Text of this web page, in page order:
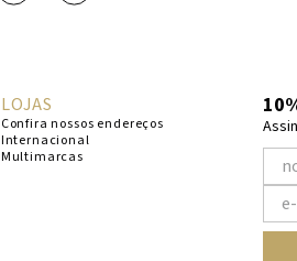
LOJAS
Confira nossos endereços
Internacional
Multimarcas